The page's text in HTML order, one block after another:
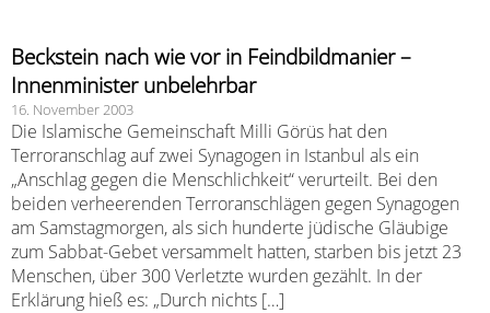
Beckstein nach wie vor in Feindbildmanier –
Innenminister unbelehrbar
16. November 2003
Die Islamische Gemeinschaft Milli Görüs hat den
Terroranschlag auf zwei Synagogen in Istanbul als ein
„Anschlag gegen die Menschlichkeit“ verurteilt. Bei den
beiden verheerenden Terroranschlägen gegen Synagogen
am Samstagmorgen, als sich hunderte jüdische Gläubige
zum Sabbat-Gebet versammelt hatten, starben bis jetzt 23
Menschen, über 300 Verletzte wurden gezählt. In der
Erklärung hieß es: „Durch nichts […]